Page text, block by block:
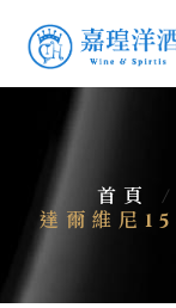
首頁 /
達爾維尼